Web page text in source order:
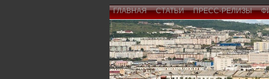
ГЛАВНАЯ СТАТЬИ ПРЕСС-РЕЛИЗЫ